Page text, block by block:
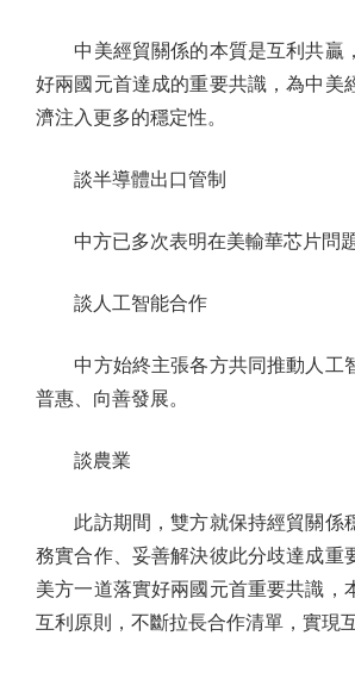
中美經貿關係的本質是互利共贏
好兩國元首達成的重要共識，為中美
濟注入更多的穩定性。
談半導體出口管制
中方已多次表明在美輸華芯片問題
談人工智能合作
中方始終主張各方共同推動人工智
普惠、向善發展。
談農業
此訪期間，雙方就保持經貿關係
務實合作、妥善解決彼此分歧達成重
美方一道落實好兩國元首重要共識，
互利原則，不斷拉長合作清單，實現